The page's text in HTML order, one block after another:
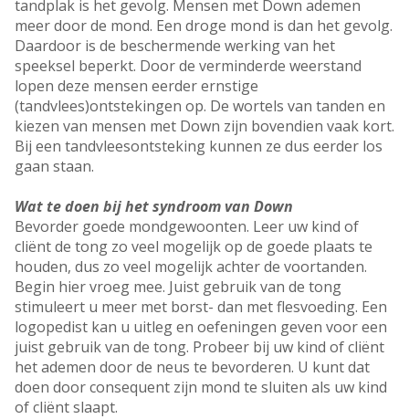
tandplak is het gevolg. Mensen met Down ademen
meer door de mond. Een droge mond is dan het gevolg.
Daardoor is de beschermende werking van het
speeksel beperkt. Door de verminderde weerstand
lopen deze mensen eerder ernstige
(tandvlees)ontstekingen op. De wortels van tanden en
kiezen van mensen met Down zijn bovendien vaak kort.
Bij een tandvleesontsteking kunnen ze dus eerder los
gaan staan.
Wat te doen bij het syndroom van Down
Bevorder goede mondgewoonten. Leer uw kind of
cliënt de tong zo veel mogelijk op de goede plaats te
houden, dus zo veel mogelijk achter de voortanden.
Begin hier vroeg mee. Juist gebruik van de tong
stimuleert u meer met borst- dan met flesvoeding. Een
logopedist kan u uitleg en oefeningen geven voor een
juist gebruik van de tong. Probeer bij uw kind of cliënt
het ademen door de neus te bevorderen. U kunt dat
doen door consequent zijn mond te sluiten als uw kind
of cliënt slaapt.